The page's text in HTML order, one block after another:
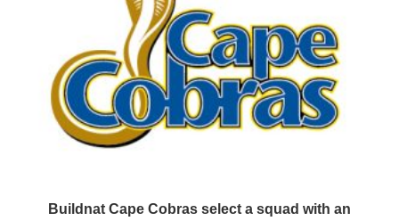
Buildnat Cape Cobras select a squad with an